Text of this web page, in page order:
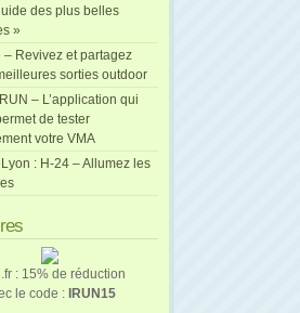
des plus belles
»
– Revivez et partagez
sorties outdoor
– L’application qui
de tester
votre VMA
: H-24 – Allumez les
: 15% de réduction
le code : IRUN15